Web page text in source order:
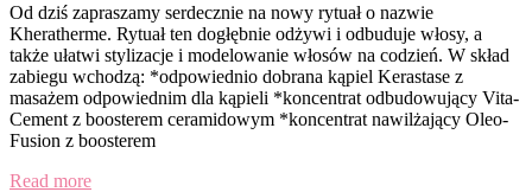
Od dziś zapraszamy serdecznie na nowy rytuał o nazwie
Kheratherme. Rytuał ten dogłębnie odżywi i odbuduje włosy, a
także ułatwi stylizacje i modelowanie włosów na codzień. W skład
zabiegu wchodzą: *odpowiednio dobrana kąpiel Kerastase z
masażem odpowiednim dla kąpieli *koncentrat odbudowujący Vita-
Cement z boosterem ceramidowym *koncentrat nawilżający Oleo-
Fusion z boosterem
Read more